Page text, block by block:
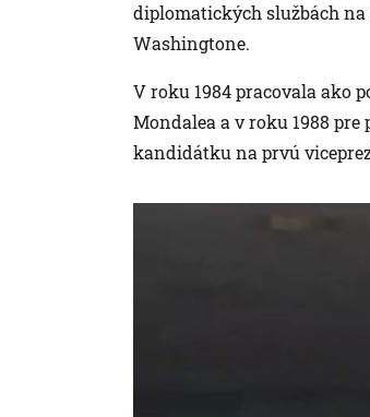
diplomatických službách
Washingtone.
V roku 1984 pracovala ako
Mondalea a v roku 1988
kandidátku na prvú